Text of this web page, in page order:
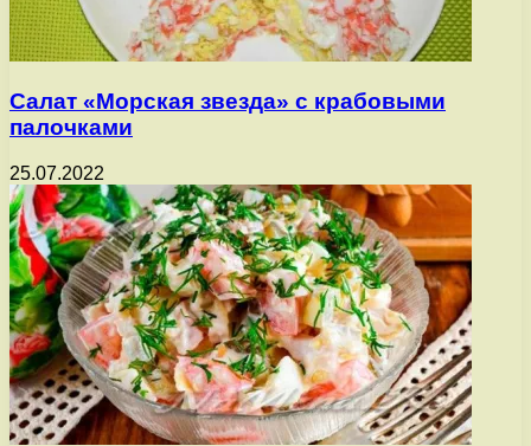
Салат «Морская звезда» с крабовыми
палочками
25.07.2022